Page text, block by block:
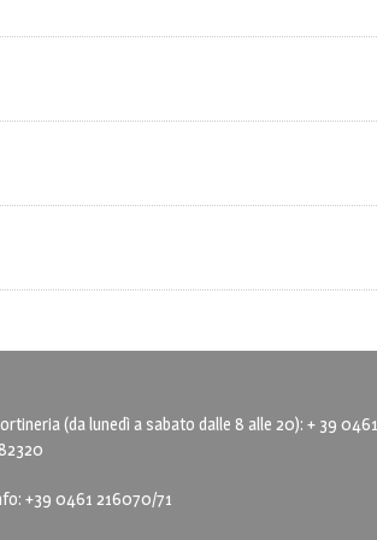
(da lunedì a sabato dalle 8 alle 20): + 39 0461
+39 0461 216070/71